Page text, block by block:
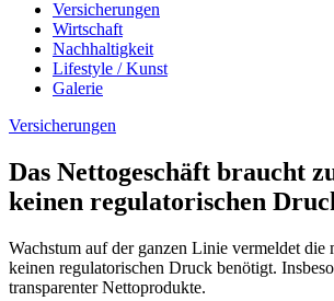
Versicherungen
Wirtschaft
Nachhaltigkeit
Lifestyle / Kunst
Galerie
Versicherungen
Das Nettogeschäft braucht
keinen regulatorischen
Wachstum auf der ganzen Linie vermeldet
keinen regulatorischen Druck benötigt.
transparenter Nettoprodukte.